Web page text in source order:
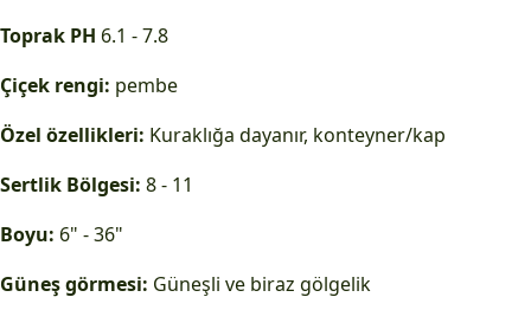
Toprak PH 6.1 - 7.8
Çiçek rengi: pembe
Özel özellikleri: Kuraklığa dayanır, konteyner/kap
Sertlik Bölgesi: 8 - 11
Boyu: 6" - 36"
Güneş görmesi: Güneşli ve biraz gölgelik